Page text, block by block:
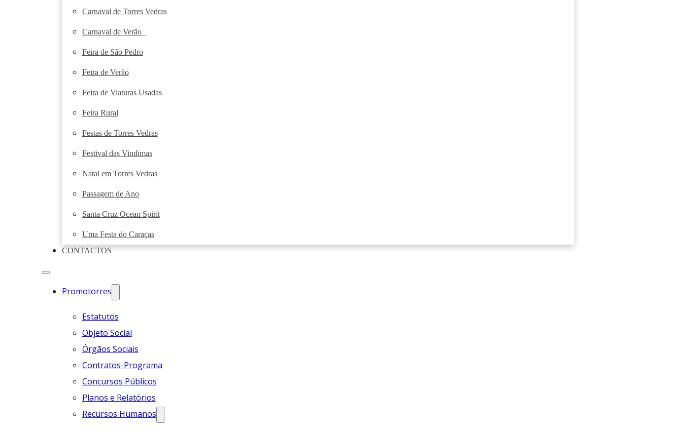
Carnaval de Torres Vedras
Carnaval de Verão
Feira de São Pedro
Feira de Verão
Feira de Viaturas Usadas
Feira Rural
Festas de Torres Vedras
Festival das Vindimas
Natal em Torres Vedras
Passagem de Ano
Santa Cruz Ocean Spirit
Uma Festa do Caraças
CONTACTOS
Promotorres
Estatutos
Objeto Social
Órgãos Sociais
Contratos-Programa
Concursos Públicos
Planos e Relatórios
Recursos Humanos